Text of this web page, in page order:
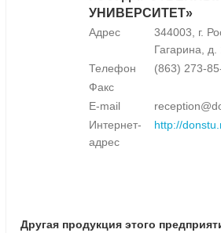
УНИВЕРСИТЕТ»
Адрес
344003, г.
Гагарина, д.
Телефон
(863) 273-
Факс
E-mail
Интернет-
адрес
http://
Другая продукция этого